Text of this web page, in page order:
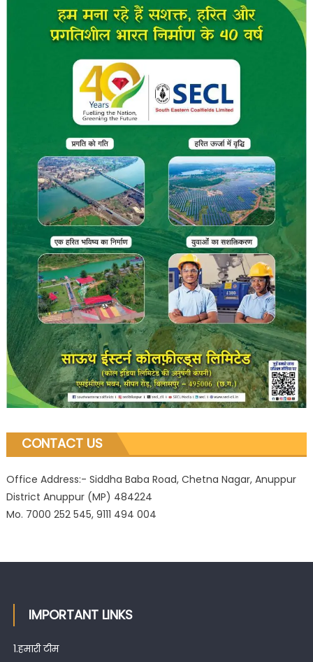
CONTACT US
Office Address:- Siddha Baba Road, Chetna Nagar, Anuppur
District Anuppur (MP) 484224
Mo. 7000 252 545, 9111 494 004
IMPORTANT LINKS
1.हमारी टीम